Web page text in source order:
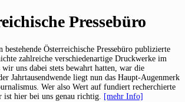
Pressebüro
bestehende Österreichische Pressebüro publizierte
zahlreiche verschiedenartige Druckwerke im
uns dabei stets bewahrt hatten, war die
Jahrtausendwende liegt nun das Haupt-Augenmerk
Wer also Wert auf fundiert recherchierte
ist hier bei uns genau richtig. [mehr Info]